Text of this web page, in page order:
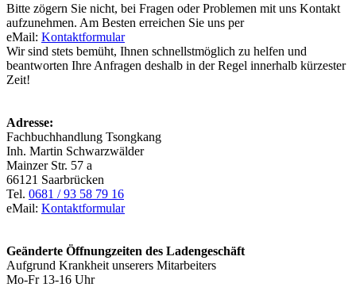
Bitte zögern Sie nicht, bei Fragen oder Problemen mit uns Kontakt
aufzunehmen. Am Besten erreichen Sie uns per
eMail: Kontaktformular
Wir sind stets bemüht, Ihnen schnellstmöglich zu helfen und
beantworten Ihre Anfragen deshalb in der Regel innerhalb kürzester
Zeit!
Adresse:
Fachbuchhandlung Tsongkang
Inh. Martin Schwarzwälder
Mainzer Str. 57 a
66121 Saarbrücken
Tel. 0681 / 93 58 79 16
eMail: Kontaktformular
Geänderte Öffnungzeiten des Ladengeschäft
Aufgrund Krankheit unserers Mitarbeiters
Mo-Fr 13-16 Uhr